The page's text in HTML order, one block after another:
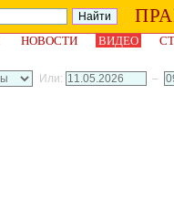
НОВОСТИ ВИДЕО
Или: –